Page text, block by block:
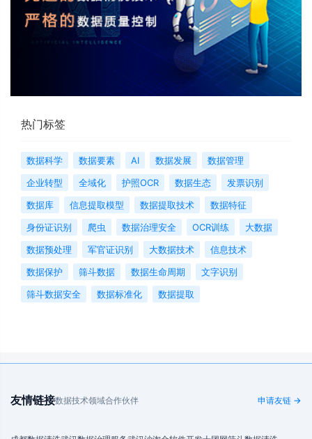
热门标签
数据科学 数据要素 AI 数据发展
数据管理
企业转型
全域化 护照OCR 数据生态
发票识别
数据库
信息提取模型 数据提取技术
数据特征
身份证识别
爬虫 数据治理安全 OCR训练
大数据
数据预处理
军官证识别 大数据技术
信息技术
数据保护
筛斗数据 数据生命周期
文字识别
筛斗数据安全
数据标准化 数据提取
友情链接数据技术领域合作伙伴 申请友链 →